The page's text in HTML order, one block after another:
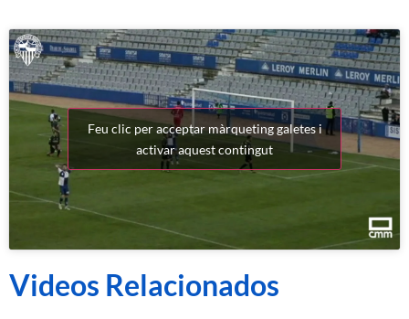
Feu clic per acceptar màrqueting galetes i
activar aquest contingut
Videos Relacionados